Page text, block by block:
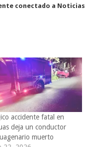
conectado a Noticias
accidente fatal en
deja un conductor
muerto